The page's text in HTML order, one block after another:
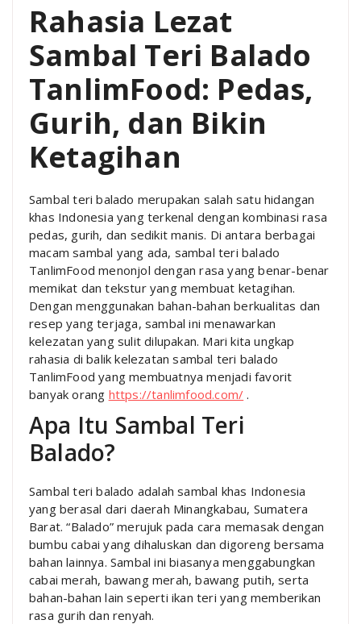
Rahasia Lezat
Sambal Teri Balado
TanlimFood: Pedas,
Gurih, dan Bikin
Ketagihan
Sambal teri balado merupakan salah satu hidangan
khas Indonesia yang terkenal dengan kombinasi rasa
pedas, gurih, dan sedikit manis. Di antara berbagai
macam sambal yang ada, sambal teri balado
TanlimFood menonjol dengan rasa yang benar-benar
memikat dan tekstur yang membuat ketagihan.
Dengan menggunakan bahan-bahan berkualitas dan
resep yang terjaga, sambal ini menawarkan
kelezatan yang sulit dilupakan. Mari kita ungkap
rahasia di balik kelezatan sambal teri balado
TanlimFood yang membuatnya menjadi favorit
banyak orang https://tanlimfood.com/ .
Apa Itu Sambal Teri
Balado?
Sambal teri balado adalah sambal khas Indonesia
yang berasal dari daerah Minangkabau, Sumatera
Barat. “Balado” merujuk pada cara memasak dengan
bumbu cabai yang dihaluskan dan digoreng bersama
bahan lainnya. Sambal ini biasanya menggabungkan
cabai merah, bawang merah, bawang putih, serta
bahan-bahan lain seperti ikan teri yang memberikan
rasa gurih dan renyah.